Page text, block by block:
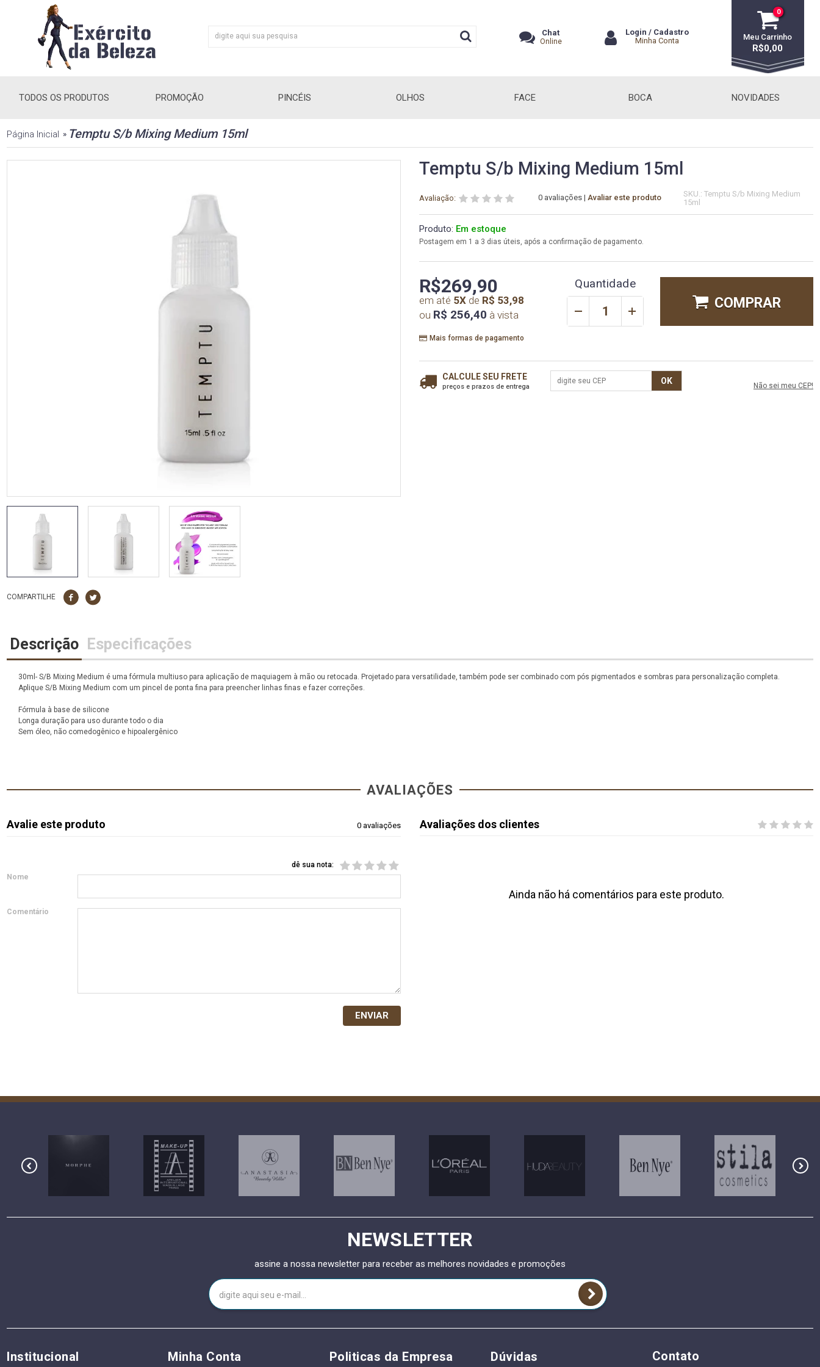
Chat
Online
Login / Cadastro
Minha Conta
0
Meu Carrinho
R$0,00
TODOS OS PRODUTOS PROMOÇÃO PINCÉIS OLHOS FACE BOCA NOVIDADES
Página Inicial » Temptu S/b Mixing Medium 15ml
COMPARTILHE
Temptu S/b Mixing Medium 15ml
Avaliação: 0 avaliações| Avaliar este produto
SKU.: Temptu S/b Mixing Medium
15ml
Produto: Em estoque
Postagem em 1 a 3 dias úteis, após a confirmação de pagamento.
R$269,90
em até 5X de R$ 53,98
ou R$ 256,40 à vista
Mais formas de pagamento
Quantidade
COMPRAR
CALCULE SEU FRETE
preços e prazos de entrega
OK Não sei meu CEP!
Descrição
30ml- S/B Mixing Medium é uma fórmula multiuso para aplicação de maquiagem à mão ou retocada. Projetado para versatilidade, também pode ser combinado com pós pigmentados e sombras para personalização completa.
Aplique S/B Mixing Medium com um pincel de ponta fina para preencher linhas finas e fazer correções.
Fórmula à base de silicone
Longa duração para uso durante todo o dia
Sem óleo, não comedogênico e hipoalergênico
Especificações
AVALIAÇÕES
Avalie este produto 0 avaliações
dê sua nota:
Nome
Comentário
ENVIAR
Avaliações dos clientes
Ainda não há comentários para este produto.
NEWSLETTER
assine a nossa newsletter para receber as melhores novidades e promoções
Institucional Minha Conta Politicas da Empresa Dúvidas Contato